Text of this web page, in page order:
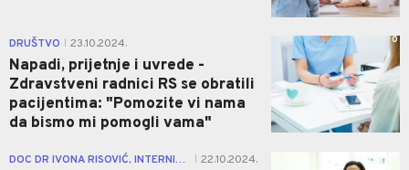
DRUŠTVO 23.10.2024.
Napadi, prijetnje i uvrede -
Zdravstveni radnici RS se obratili
pacijentima: "Pomozite vi nama
da bismo mi pomogli vama"
0
DOC DR IVONA RISOVIĆ, INTERNISTA- ENDOKRINOLOG 22.10.2024.